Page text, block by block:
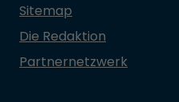
Sitemap
Die Redaktion
Partnernetzwerk